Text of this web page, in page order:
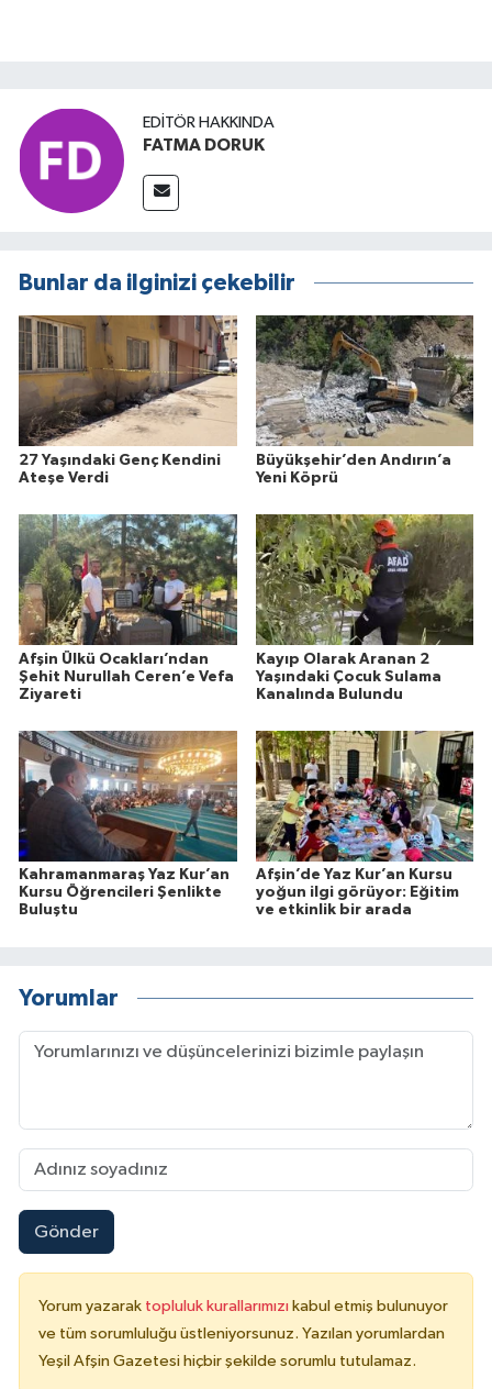
EDITÖR HAKKINDA
FATMA DORUK
Bunlar da ilginizi çekebilir
27 Yaşındaki Genç Kendini
Ateşe Verdi
Büyükşehir’den Andırın’a
Yeni Köprü
Afşin Ülkü Ocakları’ndan
Şehit Nurullah Ceren’e Vefa
Ziyareti
Kayıp Olarak Aranan 2
Yaşındaki Çocuk Sulama
Kanalında Bulundu
Kahramanmaraş Yaz Kur’an
Kursu Öğrencileri Şenlikte
Buluştu
Afşin’de Yaz Kur’an Kursu
yoğun ilgi görüyor: Eğitim
ve etkinlik bir arada
Yorumlar
Gönder
Yorum yazarak topluluk kurallarımızı kabul etmiş bulunuyor
ve tüm sorumluluğu üstleniyorsunuz. Yazılan yorumlardan
Yeşil Afşin Gazetesi hiçbir şekilde sorumlu tutulamaz.